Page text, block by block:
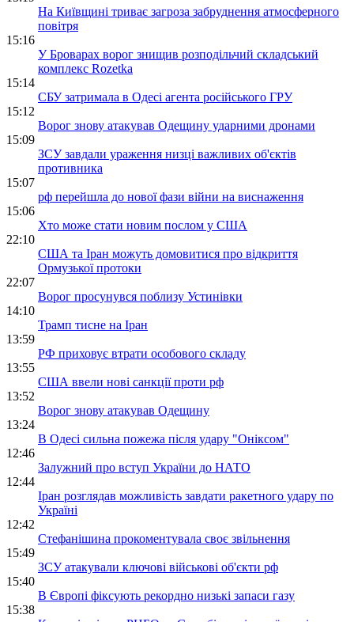
На Київщині триває загроза забруднення атмосферного
повітря
15:16
У Броварах ворог знищив розподільчий складський
комплекс Rozetka
15:14
СБУ затримала в Одесі агента російського ГРУ
15:12
Ворог знову атакував Одещину ударними дронами
15:09
ЗСУ завдали ураження низці важливих об'єктів
противника
15:07
рф перейшла до нової фази війни на виснаження
15:06
Хто може стати новим послом у США
22:10
США та Іран можуть домовитися про відкриття
Ормузької протоки
22:07
Ворог просунувся поблизу Устинівки
14:10
Трамп тисне на Іран
13:59
РФ приховує втрати особового складу
13:55
США ввели нові санкції проти рф
13:52
Ворог знову атакував Одещину
13:24
В Одесі сильна пожежа після удару "Оніксом"
12:46
Залужний про вступ України до НАТО
12:44
Іран розглядав можливість завдати ракетного удару по
Україні
12:42
Стефанішина прокоментувала своє звільнення
15:49
ЗСУ атакували ключові військові об'єкти рф
15:40
В Європі фіксують рекордно низькі запаси газу
15:38